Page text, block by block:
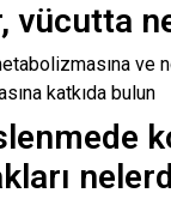
vücutta
ve
katkıda bulun